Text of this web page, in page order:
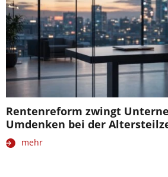
Rentenreform zwingt
Umdenken bei der
mehr